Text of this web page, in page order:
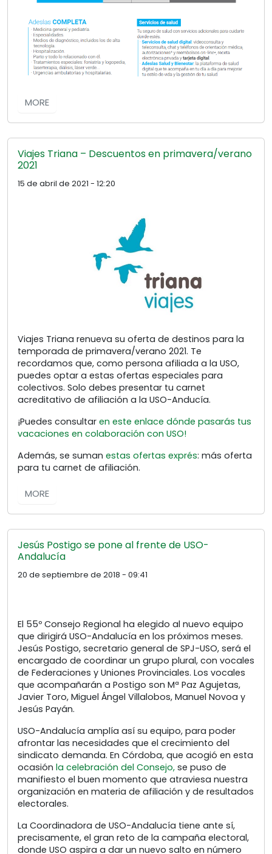
MORE
Viajes Triana – Descuentos en primavera/verano
2021
15 de abril de 2021 - 12:20
Viajes Triana renueva su oferta de destinos para la
temporada de primavera/verano 2021. Te
recordamos que, como persona afiliada a la USO,
puedes optar a estas ofertas especiales para
colectivos. Solo debes presentar tu carnet
acreditativo de afiliación a la USO-Anducía.
¡Puedes consultar en este enlace dónde pasarás tus
vacaciones en colaboración con USO!
Además, se suman estas ofertas exprés: más oferta
para tu carnet de afiliación.
MORE
Jesús Postigo se pone al frente de USO-
Andalucía
20 de septiembre de 2018 - 09:41
El 55º Consejo Regional ha elegido al nuevo equipo
que dirigirá USO-Andalucía en los próximos meses.
Jesús Postigo, secretario general de SPJ-USO, será el
encargado de coordinar un grupo plural, con vocales
de Federaciones y Uniones Provinciales. Los vocales
que acompañarán a Postigo son Mª Paz Agujetas,
Javier Toro, Miguel Ángel Villalobos, Manuel Novoa y
Jesús Payán.
USO-Andalucía amplía así su equipo, para poder
afrontar las necesidades que el crecimiento del
sindicato demanda. En Córdoba, que acogió en esta
ocasión la celebración del Consejo, se puso de
manifiesto el buen momento que atraviesa nuestra
organización en materia de afiliación y de resultados
electorales.
La Coordinadora de USO-Andalucía tiene ante sí,
precisamente, el gran reto de la campaña electoral,
donde USO aspira a dar un nuevo salto en número